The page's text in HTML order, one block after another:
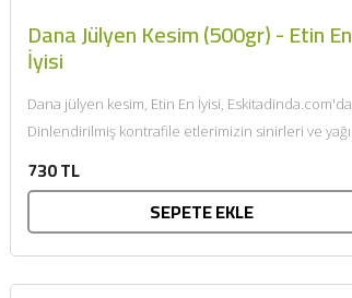
Dana Jülyen Kesim (500gr) - Etin En
İyisi
Dana jülyen kesim, Etin En İyisi, Eskitadinda.com'da.
Dinlendirilmiş kontrafile etlerimizin sinirleri ve yağı
730 TL
SEPETE EKLE